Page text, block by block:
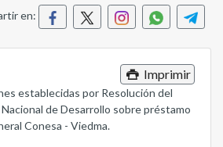
en:
Imprimir
establecidas por Resolución del
de Desarrollo sobre préstamo
Conesa - Viedma.